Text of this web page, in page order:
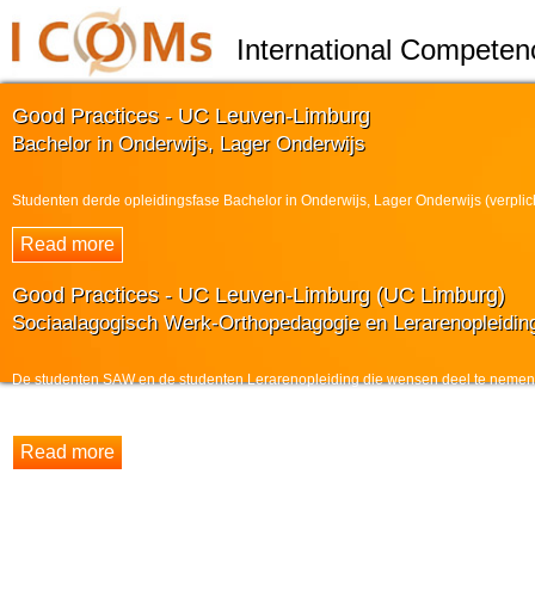
International
Good Practices - UC Leuven-Limburg
Bachelor in Onderwijs, Lager Onderwijs
Studenten derde opleidingsfase Bachelor in Onderwijs, Lager Onderwijs
Good Practices - UC Leuven-Limburg (UC Limburg)
Sociaalagogisch Werk-Orthopedagogie en
De studenten SAW en de studenten Lerarenopleiding die wensen deel te